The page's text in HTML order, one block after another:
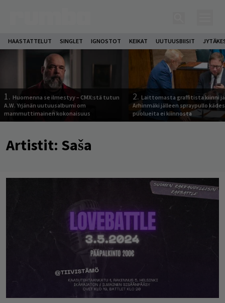
HAASTATTELUT SINGLET IGNOSTOT KEIKAT UUTUUSBIISIT
1. Huomenna se ilmestyy – CMX:stä tutun
A.W. Yrjänän uutuusalbumi om
mammuttimainen kokonaisuus
2. Laittomasta graffitista kiinni
Arhinmäki jälleen spraypullo
puolueita ei kiinnosta
Artistit: Saša